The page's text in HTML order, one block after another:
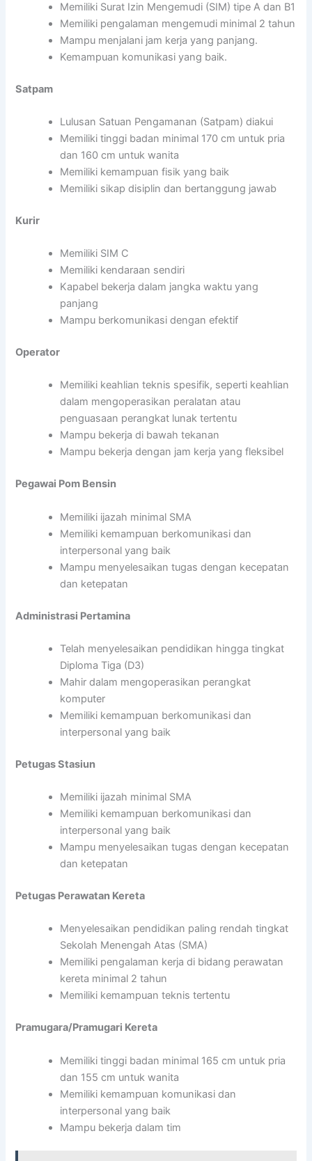
Memiliki Surat Izin Mengemudi (SIM) tipe A dan B1
Memiliki pengalaman mengemudi minimal 2 tahun
Mampu menjalani jam kerja yang panjang.
Kemampuan komunikasi yang baik.
Satpam
Lulusan Satuan Pengamanan (Satpam) diakui
Memiliki tinggi badan minimal 170 cm untuk pria
dan 160 cm untuk wanita
Memiliki kemampuan fisik yang baik
Memiliki sikap disiplin dan bertanggung jawab
Kurir
Memiliki SIM C
Memiliki kendaraan sendiri
Kapabel bekerja dalam jangka waktu yang
panjang
Mampu berkomunikasi dengan efektif
Operator
Memiliki keahlian teknis spesifik, seperti keahlian
dalam mengoperasikan peralatan atau
penguasaan perangkat lunak tertentu
Mampu bekerja di bawah tekanan
Mampu bekerja dengan jam kerja yang fleksibel
Pegawai Pom Bensin
Memiliki ijazah minimal SMA
Memiliki kemampuan berkomunikasi dan
interpersonal yang baik
Mampu menyelesaikan tugas dengan kecepatan
dan ketepatan
Administrasi Pertamina
Telah menyelesaikan pendidikan hingga tingkat
Diploma Tiga (D3)
Mahir dalam mengoperasikan perangkat
komputer
Memiliki kemampuan berkomunikasi dan
interpersonal yang baik
Petugas Stasiun
Memiliki ijazah minimal SMA
Memiliki kemampuan berkomunikasi dan
interpersonal yang baik
Mampu menyelesaikan tugas dengan kecepatan
dan ketepatan
Petugas Perawatan Kereta
Menyelesaikan pendidikan paling rendah tingkat
Sekolah Menengah Atas (SMA)
Memiliki pengalaman kerja di bidang perawatan
kereta minimal 2 tahun
Memiliki kemampuan teknis tertentu
Pramugara/Pramugari Kereta
Memiliki tinggi badan minimal 165 cm untuk pria
dan 155 cm untuk wanita
Memiliki kemampuan komunikasi dan
interpersonal yang baik
Mampu bekerja dalam tim